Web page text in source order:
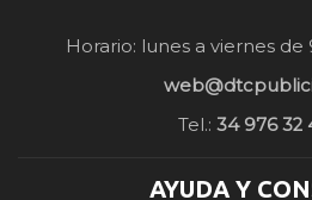
Horario: lunes a viernes de
Tel.: 34 976 32
AYUDA Y